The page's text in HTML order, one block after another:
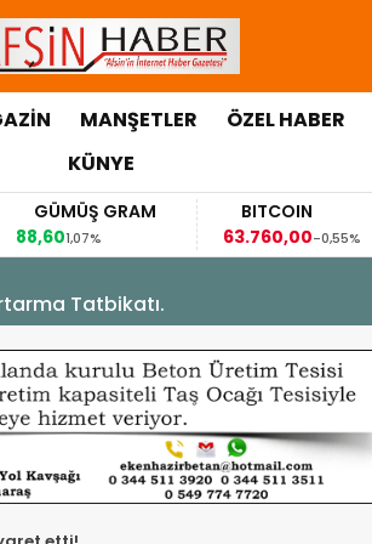
MANŞETLER ÖZEL HABER
KÜNYE
GRAM
BITCOIN
63.760,00-0,55%
Tatbikatı.